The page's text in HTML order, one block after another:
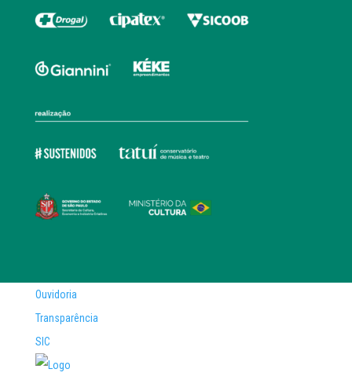
Ouvidoria
Transparência
SIC